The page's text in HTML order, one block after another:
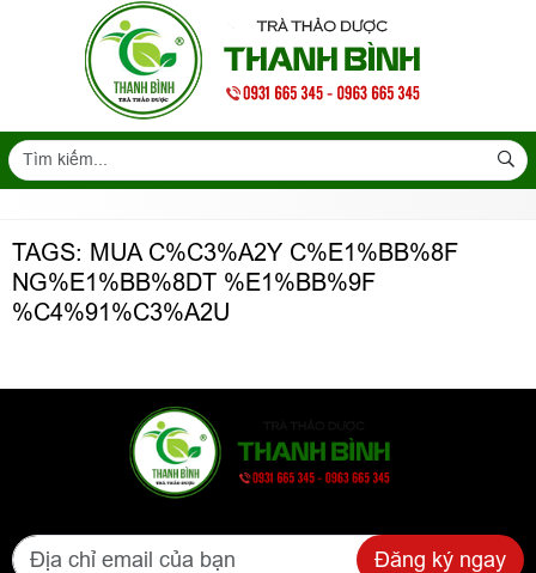
TAGS: MUA C%C3%A2Y C%E1%BB%8F
NG%E1%BB%8DT %E1%BB%9F
%C4%91%C3%A2U
Đăng ký ngay